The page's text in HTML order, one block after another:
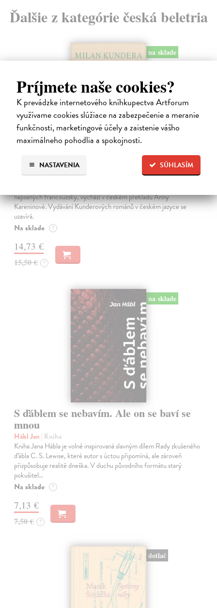
Príjmete naše cookies?
K prevádzke internetového kníhkupectva Artforum
využívame cookies slúžiace na zabezpečenie a meranie
funkčnosti, marketingové účely a zaistenie vášho
maximálneho pohodlia a spokojnosti.
SÚHLASÍM
NASTAVENIA
Ďalšie z kategórie česká beletria
na sklade
Pomalost
Kundera Milan| Kniha
napsaných francouzsky, vychází v českém překladu Anny
Kareninové. Vydávání Kunderových románů v českém jazyce se
uzavírá.
Na sklade ?
14,73 €
15,50 € ?
na sklade
S ďáblem se nebavím. Ale on se baví se
mnou
Hábl Jan | Kniha
Kniha Jana Hábla je volně inspirovaná slavným dílem Rady zkušeného
ďábla C. S. Lewise, které autor s úctou připomíná, ale zároveň
přizpůsobuje realitě dneška. V duchu původního formátu starý
pokušitel…
Na sklade ?
7,13 €
7,50 € ?
dotlač